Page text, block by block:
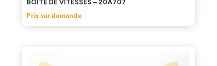
BOÎTE DE VITESSES – 20A707
Prix sur demande